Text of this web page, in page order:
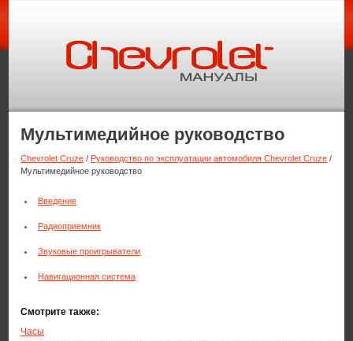
Мультимедийное руководство
Chevrolet Cruze / Руководство по эксплуатации автомобиля Chevrolet Cruze /
Мультимедийное руководство
Введение
Радиоприемник
Звуковые проигрыватели
Навигационная система
Смотрите также:
Часы